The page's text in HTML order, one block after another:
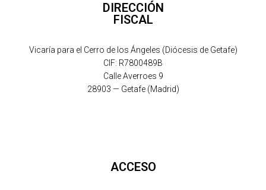
DIRECCIÓN
FISCAL
Vicaría para el Cerro de los Ángeles (Diócesis de Getafe)
CIF: R7800489B
Calle Averroes 9
28903 — Getafe (Madrid)
ACCESO